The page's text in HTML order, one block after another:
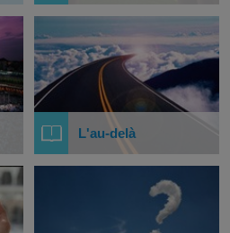
L'au-delà